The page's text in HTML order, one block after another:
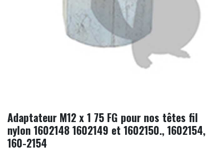
Adaptateur M12 x 1 75 FG pour nos têtes fil
nylon 1602148 1602149 et 1602150., 1602154,
160-2154